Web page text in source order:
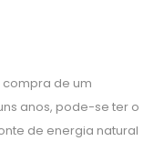
compra de um
anos, pode-se ter o
de energia natural